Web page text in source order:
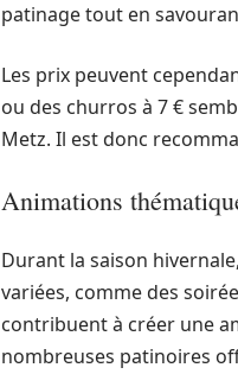
patinage tout en
Les prix peuvent
ou des churros à 7 €
Metz. Il est donc
Animations
Durant la saison
variées, comme des
contribuent à créer une
nombreuses patinoires